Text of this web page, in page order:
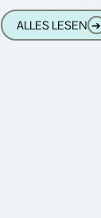
hoergeraete-
weltweit
ALLES LESEN ➔